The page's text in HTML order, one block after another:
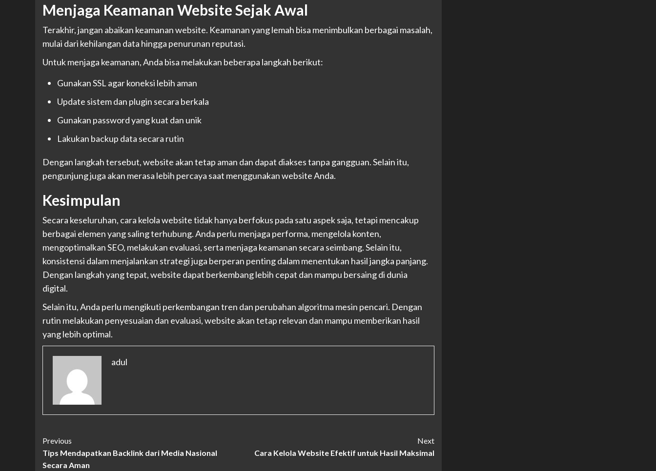
Menjaga Keamanan Website Sejak Awal
Terakhir, jangan abaikan keamanan website. Keamanan yang lemah bisa menimbulkan berbagai masalah,
mulai dari kehilangan data hingga penurunan reputasi.
Untuk menjaga keamanan, Anda bisa melakukan beberapa langkah berikut:
Gunakan SSL agar koneksi lebih aman
Update sistem dan plugin secara berkala
Gunakan password yang kuat dan unik
Lakukan backup data secara rutin
Dengan langkah tersebut, website akan tetap aman dan dapat diakses tanpa gangguan. Selain itu,
pengunjung juga akan merasa lebih percaya saat menggunakan website Anda.
Kesimpulan
Secara keseluruhan, cara kelola website tidak hanya berfokus pada satu aspek saja, tetapi mencakup
berbagai elemen yang saling terhubung. Anda perlu menjaga performa, mengelola konten,
mengoptimalkan SEO, melakukan evaluasi, serta menjaga keamanan secara seimbang. Selain itu,
konsistensi dalam menjalankan strategi juga berperan penting dalam menentukan hasil jangka panjang.
Dengan langkah yang tepat, website dapat berkembang lebih cepat dan mampu bersaing di dunia
digital.
Selain itu, Anda perlu mengikuti perkembangan tren dan perubahan algoritma mesin pencari. Dengan
rutin melakukan penyesuaian dan evaluasi, website akan tetap relevan dan mampu memberikan hasil
yang lebih optimal.
adul
Continue
Reading
Previous
Tips Mendapatkan Backlink dari Media Nasional
Secara Aman
Next
Cara Kelola Website Efektif untuk Hasil Maksimal